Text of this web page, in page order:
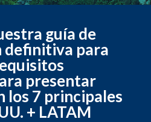
guía de
definitiva para
presentar
los 7 principales
+ LATAM